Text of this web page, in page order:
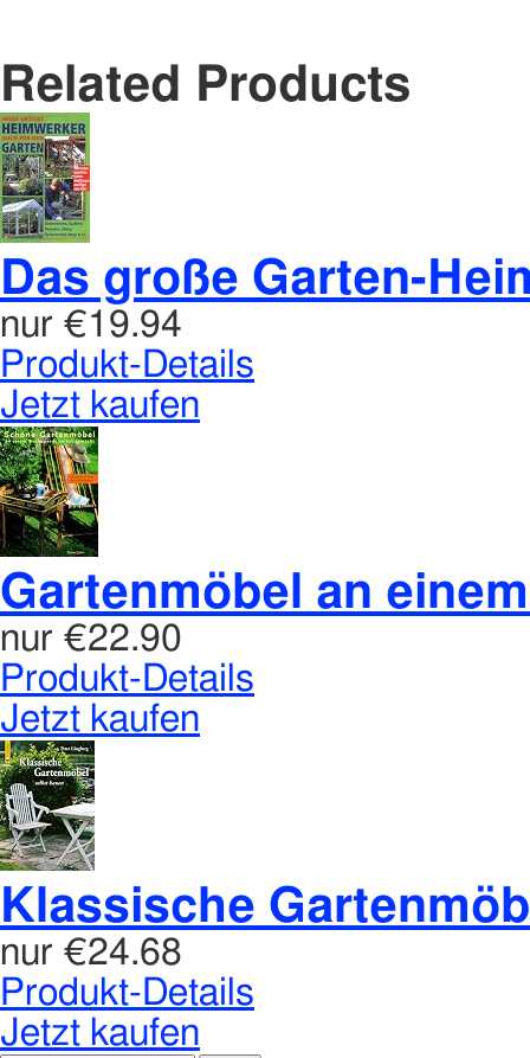
Related Products
Das große Garten-
nur €19.94
Produkt-Details
Jetzt kaufen
Gartenmöbel an
nur €22.90
Produkt-Details
Jetzt kaufen
Klassische
nur €24.68
Produkt-Details
Jetzt kaufen